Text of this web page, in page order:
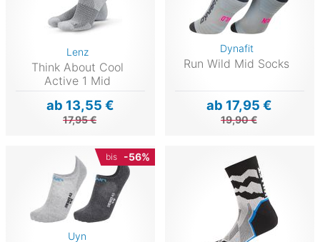
Lenz
Think About Cool
Active 1 Mid
ab 13,55 €
17,95 €
Dynafit
Run Wild Mid Socks
ab 17,95 €
19,90 €
bis -56%
Uyn